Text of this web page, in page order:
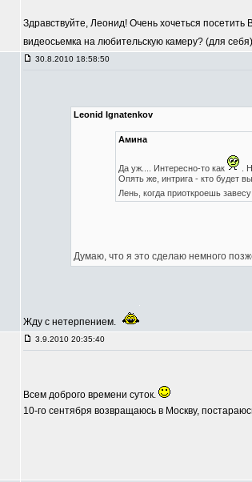
Здравствуйте, Леонид! Очень хочеться
видеосьемка на любительскую камеру? (для
30.8.2010 18:58:50
Leonid Ignatenkov
Амина
Да уж.... Интересно-то как
.
Опять же, интрига - кто будет
Лень, когда приоткроешь
Думаю, что я это сделаю немного
Жду с нетерпением.
3.9.2010 20:35:40
Всем доброго времени суток.
10-го сентября возвращаюсь в Москву,